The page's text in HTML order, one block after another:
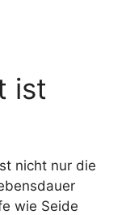
ist
nicht nur die
wie Seide